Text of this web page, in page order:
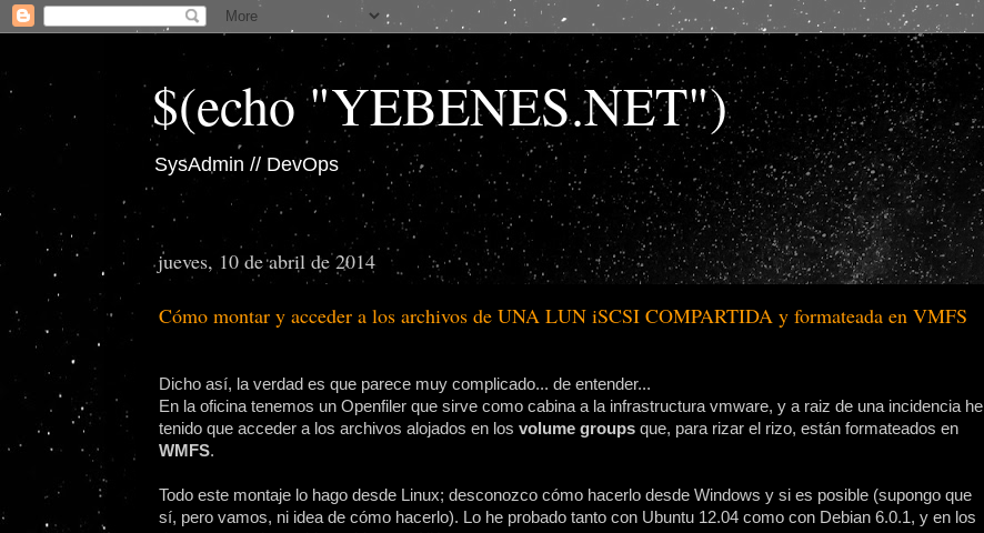
$(echo "YEBENES.NET")
SysAdmin // DevOps
jueves, 10 de abril de 2014
Cómo montar y acceder a los archivos de UNA LUN iSCSI COMPARTIDA y formateada en VMFS
Dicho así, la verdad es que parece muy complicado... de entender...
En la oficina tenemos un Openfiler que sirve como cabina a la infrastructura vmware, y a raiz de una incidencia he
tenido que acceder a los archivos alojados en los volume groups que, para rizar el rizo, están formateados en
WMFS.
Todo este montaje lo hago desde Linux; desconozco cómo hacerlo desde Windows y si es posible (supongo que
sí, pero vamos, ni idea de cómo hacerlo). Lo he probado tanto con Ubuntu 12.04 como con Debian 6.0.1, y en los